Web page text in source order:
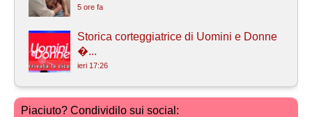
5 ore fa
Storica corteggiatrice di Uomini e Donne
�...
ieri 17:26
Piaciuto? Condividilo sui social: